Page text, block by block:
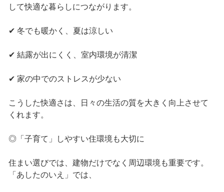
して快適な暮らしにつながります。
✔ 冬でも暖かく、夏は涼しい
✔ 結露が出にくく、室内環境が清潔
✔ 家の中でのストレスが少ない
こうした快適さは、日々の生活の質を大きく向上させて
くれます。
◎「子育て」しやすい住環境も大切に
住まい選びでは、建物だけでなく周辺環境も重要です。
「あしたのいえ」では、